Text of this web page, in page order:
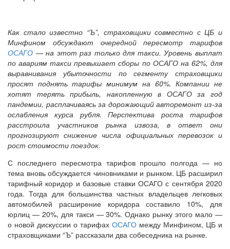
Как стало известно “Ъ”, страховщики совместно с ЦБ и
Минфином обсуждают очередной пересмотр тарифов
ОСАГО — на этот раз только для такси. Уровень выплат
по авариям такси превышает сборы по ОСАГО на 62%, для
выравнивания убыточности по сегменту страховщики
просят поднять тарифы минимум на 60%. Компании не
хотят терять прибыль, накопленную в ОСАГО за год
пандемии, расплачиваясь за дорожающий авторемонт из-за
ослабления курса рубля. Перспектива роста тарифов
расстроила участников рынка извоза, в ответ они
прогнозируют снижение числа официальных перевозок и
рост стоимости поездок.
С последнего пересмотра тарифов прошло полгода — но
тема вновь обсуждается чиновниками и рынком. ЦБ расширил
тарифный коридор и базовые ставки ОСАГО с сентября 2020
года. Тогда для большинства частных владельцев легковых
автомобилей расширение коридора составило 10%, для
юрлиц — 20%, для такси — 30%. Однако рынку этого мало —
о новой дискуссии о тарифах ОСАГО между Минфином, ЦБ и
страховщиками “Ъ” рассказали два собеседника на рынке.